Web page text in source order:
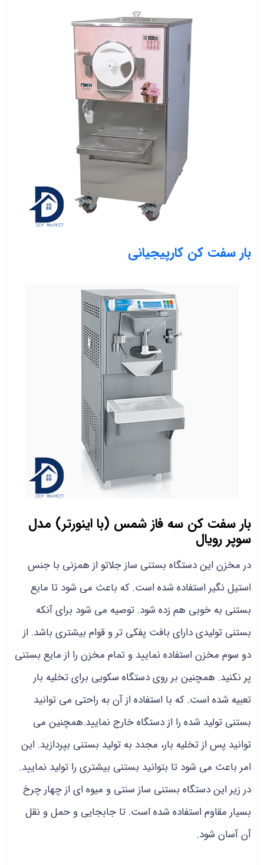
بار سفت کن کارپیجیانی
بار سفت کن سه فاز شمس (با اینورتر) مدل
سوپر رویال
در مخزن این دستگاه بستنی ساز جلاتو از همزنی با جنس
استیل نگیر استفاده شده است. که باعث می شود تا مایع
بستنی به خوبی هم زده شود. توصیه می شود برای آنکه
بستنی تولیدی دارای بافت پفکی تر و قوام بیشتری باشد. از
دو سوم مخزن استفاده نمایید و تمام مخزن را از مایع بستنی
پر نکنید. همچنین بر روی دستگاه سکویی برای تخلیه بار
تعبیه شده است. که با استفاده از آن به راحتی می توانید
بستنی تولید شده را از دستگاه خارج نمایید.همچنین می
توانید پس از تخلیه بار، مجدد به تولید بستنی بپردازید. این
امر باعث می شود تا بتوانید بستنی بیشتری را تولید نمایید.
در زیر این دستگاه بستنی ساز سنتی و میوه ای از چهار چرخ
بسیار مقاوم استفاده شده است. تا جابجایی و حمل و نقل
آن آسان شود.